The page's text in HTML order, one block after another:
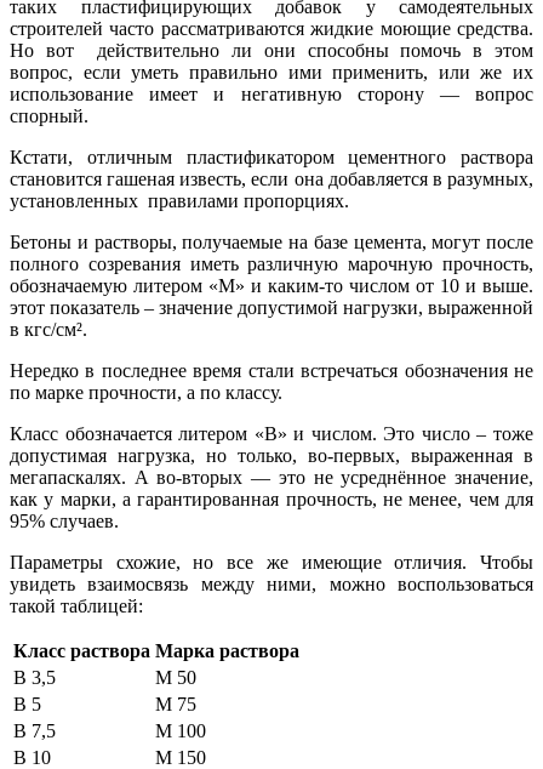
таких пластифицирующих добавок у самодеятельных
строителей часто рассматриваются жидкие моющие средства.
Но вот действительно ли они способны помочь в этом
вопрос, если уметь правильно ими применить, или же их
использование имеет и негативную сторону — вопрос
спорный.
Кстати, отличным пластификатором цементного раствора
становится гашеная известь, если она добавляется в разумных,
установленных правилами пропорциях.
Бетоны и растворы, получаемые на базе цемента, могут после
полного созревания иметь различную марочную прочность,
обозначаемую литером «М» и каким-то числом от 10 и выше.
этот показатель – значение допустимой нагрузки, выраженной
в кгс/см².
Нередко в последнее время стали встречаться обозначения не
по марке прочности, а по классу.
Класс обозначается литером «В» и числом. Это число – тоже
допустимая нагрузка, но только, во-первых, выраженная в
мегапаскалях. А во-вторых — это не усреднённое значение,
как у марки, а гарантированная прочность, не менее, чем для
95% случаев.
Параметры схожие, но все же имеющие отличия. Чтобы
увидеть взаимосвязь между ними, можно воспользоваться
такой таблицей:
Класс раствора Марка раствора
В 3,5
М 50
В 5
М 75
В 7,5
М 100
В 10
М 150